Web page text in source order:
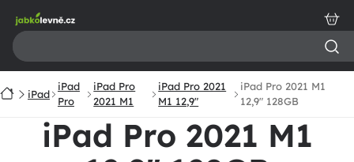
obsah
Domov
iPad
iPad
Pro
iPad Pro
2021 M1
iPad Pro 2021
M1 12,9"
iPad Pro 2021 M1
12,9" 128GB
iPad Pro 2021 M1